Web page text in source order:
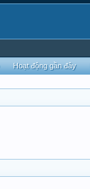
Hoạt động gần đây